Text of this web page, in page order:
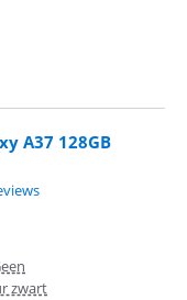
A37 128GB
reviews.
zwart